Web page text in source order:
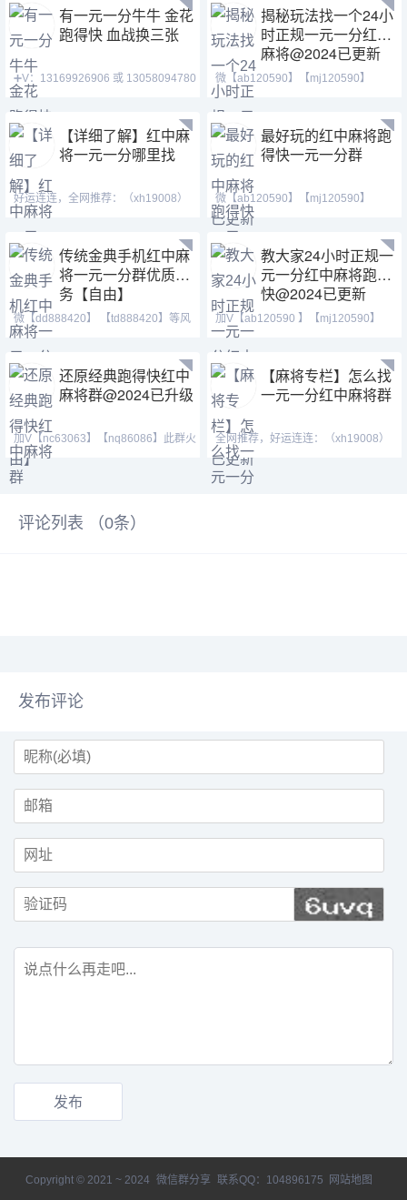
有一元一分牛牛 金花
跑得快 血战换三张
➕V：13169926906 或 13058094780
QQ:3122617673 玩
揭秘玩法找一个24小
时正规一元一分红中
麻将@2024已更新
微【ab120590】【mj120590】
【tj525555】一元一分麻将
【详细了解】红中麻
将一元一分哪里找
好运连连，全网推荐：（xh19008）
（ xh29008）【tj19008】一元一分
最好玩的红中麻将跑
得快一元一分群
微【ab120590】【mj120590】
【tj525555】红中换三张缺
传统金典手机红中麻
将一元一分群优质服
务【自由】
微【dd888420】 【td888420】等风
也等你。喜欢打麻将
教大家24小时正规一
元一分红中麻将跑得
快@2024已更新
加V【ab120590 】【mj120590】
【tj525555】群主QQ:443
还原经典跑得快红中
麻将群@2024已升级
加V【nc63063】【nq86086】此群火
爆正规，玩法简单，随玩
【麻将专栏】怎么找
一元一分红中麻将群
全网推荐，好运连连：（xh19008）
（ xh29008）【tj19008】红中麻将
评论列表 （0条）
发布评论
Copyright © 2021 ~ 2024 微信群分享 联系QQ：104896175 网站地图